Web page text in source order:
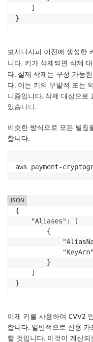
    ]
}
보시다시피 이전에 생성한
니다. 키가 삭제되면 삭제
다. 실제 삭제는 구성 가능
다. 이는 키의 우발적 또는
니즘입니다. 삭제 대상으로
있습니다.
비슷한 방식으로 모든 별칭
합니다.
{
    "Aliases": [
        {
        }
    ]
}
JSON
이제 키를 사용하여 CVV2
합니다. 일반적으로 신용
할 것입니다. 이것이 계산